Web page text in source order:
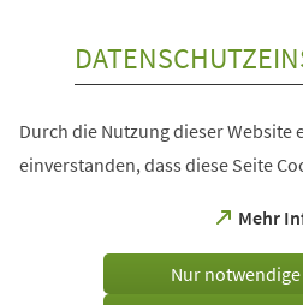
Durch die Nutzung dieser Website
einverstanden, dass diese Seite
Mehr
(Öffnet
einem
Nur